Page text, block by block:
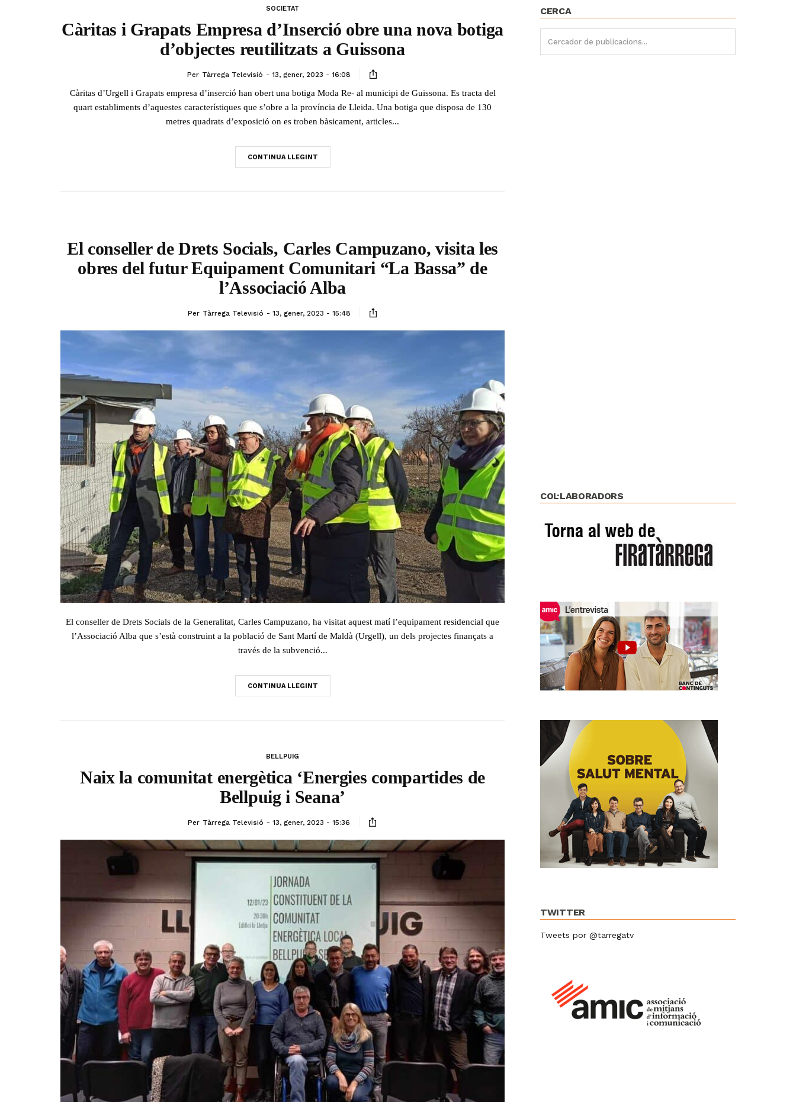
SOCIETAT
Càritas i Grapats Empresa d’Inserció obre una nova botiga
d’objectes reutilitzats a Guissona
Per Tàrrega Televisió 13, gener, 2023 - 16:08
Càritas d’Urgell i Grapats empresa d’inserció han obert una botiga Moda Re- al municipi de Guissona. Es tracta del
quart establiments d’aquestes característiques que s’obre a la província de Lleida. Una botiga que disposa de 130
metres quadrats d’exposició on es troben bàsicament, articles...
CONTINUA LLEGINT
El conseller de Drets Socials, Carles Campuzano, visita les
obres del futur Equipament Comunitari “La Bassa” de
l’Associació Alba
Per Tàrrega Televisió 13, gener, 2023 - 15:48
El conseller de Drets Socials de la Generalitat, Carles Campuzano, ha visitat aquest matí l’equipament residencial que
l’Associació Alba que s’està construint a la població de Sant Martí de Maldà (Urgell), un dels projectes finançats a
través de la subvenció...
CONTINUA LLEGINT
BELLPUIG
Naix la comunitat energètica ‘Energies compartides de
Bellpuig i Seana’
Per Tàrrega Televisió 13, gener, 2023 - 15:36
CERCA
COL·LABORADORS
TWITTER
Tweets por @tarregatv